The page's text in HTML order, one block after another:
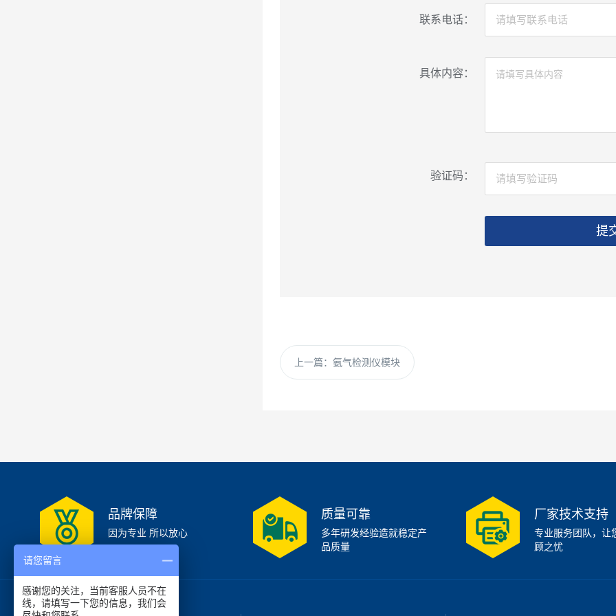
联系电话：
具体内容：
验证码：
提
上一篇： 氨气检测仪模块
品牌保障
因为专业 所以放心
质量可靠
多年研发经验造就稳定产
品质量
厂家技术支持
专业服务团队，让
顾之忧
请您留言
感谢您的关注，当前客服人员不在
线，请填写一下您的信息，我们会